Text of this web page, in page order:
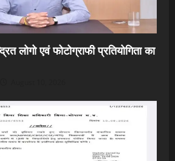
लोगो एवं फोटोग्राफी प्रतियोगिता का